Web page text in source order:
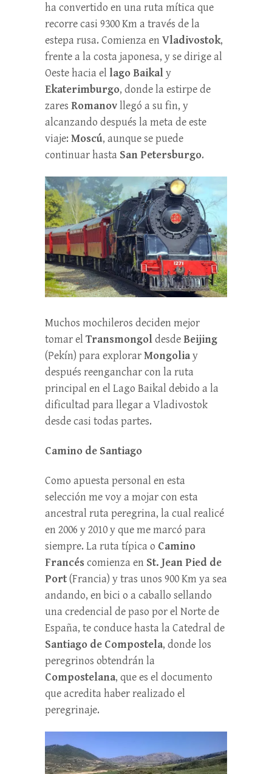
ha convertido en una ruta mítica que
recorre casi 9300 Km a través de la
estepa rusa. Comienza enVladivostok,
frente a la costa japonesa, y se dirige al
Oeste hacia ellago Baikaly
Ekaterimburgo, donde la estirpe de
zares Romanovllegó a su fin, y
alcanzando después la meta de este
viaje: Moscú, aunque se puede
continuar hasta San Petersburgo.
Muchos mochileros deciden mejor
tomar elTransmongoldesdeBeijing
(Pekín) para explorarMongoliay
después reenganchar con la ruta
principal en el Lago Baikal debido a la
dificultad para llegar a Vladivostok
desde casi todas partes.
Camino de Santiago
Como apuesta personal en esta
selección me voy a mojar con esta
ancestral ruta peregrina, la cual realicé
en 2006 y 2010 y que me marcó para
siempre. La ruta típica o Camino
Francéscomienza en St. Jean Pied de
Port(Francia) y tras unos 900 Km ya sea
andando, en bici o a caballo sellando
una credencial de paso por el Norte de
España, te conduce hasta la Catedral de
Santiago de Compostela, donde los
peregrinos obtendrán la
Compostelana, que es el documento
que acredita haber realizado el
peregrinaje.